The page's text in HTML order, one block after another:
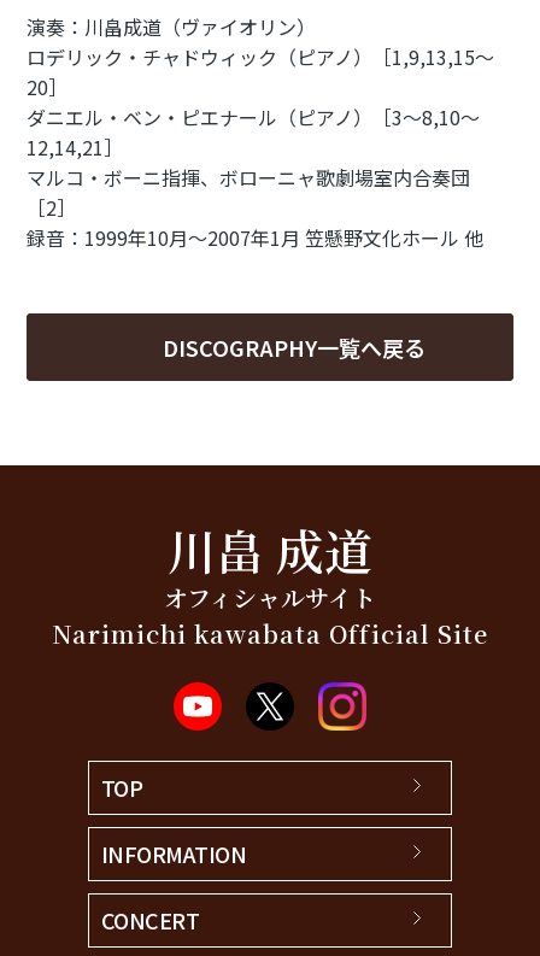
演奏：川畠成道（ヴァイオリン）
ロデリック・チャドウィック（ピアノ）［1,9,13,15～
20］
ダニエル・ベン・ピエナール（ピアノ）［3～8,10～
12,14,21］
マルコ・ボーニ指揮、ボローニャ歌劇場室内合奏団
［2］
録音：1999年10月～2007年1月 笠懸野文化ホール 他
DISCOGRAPHY一覧へ戻る
川畠 成道
オフィシャルサイト
Narimichi kawabata Official Site
TOP
INFORMATION
CONCERT